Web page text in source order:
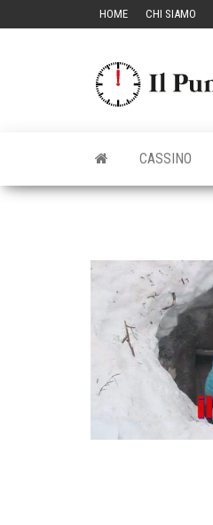
HOME CHI SIAMO
CASSINO